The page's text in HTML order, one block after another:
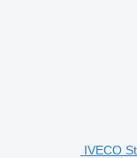
IVECO